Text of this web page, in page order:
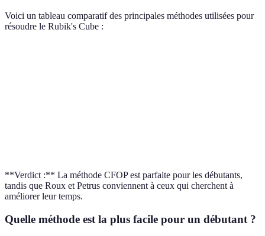
Voici un tableau comparatif des principales méthodes utilisées pour
résoudre le Rubik's Cube :
**Verdict :** La méthode CFOP est parfaite pour les débutants,
tandis que Roux et Petrus conviennent à ceux qui cherchent à
améliorer leur temps.
Quelle méthode est la plus facile pour un débutant ?